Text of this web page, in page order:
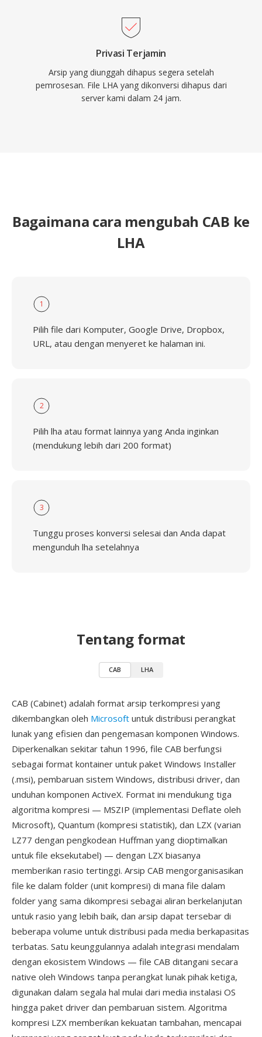
Privasi Terjamin
Arsip yang diunggah dihapus segera setelah
pemrosesan. File LHA yang dikonversi dihapus dari
server kami dalam 24 jam.
Bagaimana cara mengubah CAB ke
LHA
1
Pilih file dari Komputer, Google Drive, Dropbox,
URL, atau dengan menyeret ke halaman ini.
2
Pilih lha atau format lainnya yang Anda inginkan
(mendukung lebih dari 200 format)
3
Tunggu proses konversi selesai dan Anda dapat
mengunduh lha setelahnya
Tentang format
CAB LHA
CAB (Cabinet) adalah format arsip terkompresi yang
dikembangkan oleh Microsoft untuk distribusi perangkat
lunak yang efisien dan pengemasan komponen Windows.
Diperkenalkan sekitar tahun 1996, file CAB berfungsi
sebagai format kontainer untuk paket Windows Installer
(.msi), pembaruan sistem Windows, distribusi driver, dan
unduhan komponen ActiveX. Format ini mendukung tiga
algoritma kompresi — MSZIP (implementasi Deflate oleh
Microsoft), Quantum (kompresi statistik), dan LZX (varian
LZ77 dengan pengkodean Huffman yang dioptimalkan
untuk file eksekutabel) — dengan LZX biasanya
memberikan rasio tertinggi. Arsip CAB mengorganisasikan
file ke dalam folder (unit kompresi) di mana file dalam
folder yang sama dikompresi sebagai aliran berkelanjutan
untuk rasio yang lebih baik, dan arsip dapat tersebar di
beberapa volume untuk distribusi pada media berkapasitas
terbatas. Satu keunggulannya adalah integrasi mendalam
dengan ekosistem Windows — file CAB ditangani secara
native oleh Windows tanpa perangkat lunak pihak ketiga,
digunakan dalam segala hal mulai dari media instalasi OS
hingga paket driver dan pembaruan sistem. Algoritma
kompresi LZX memberikan kekuatan tambahan, mencapai